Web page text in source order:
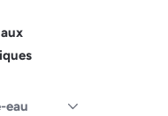
eau